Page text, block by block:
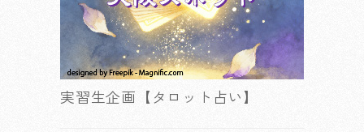
実習生企画【タロット占い】